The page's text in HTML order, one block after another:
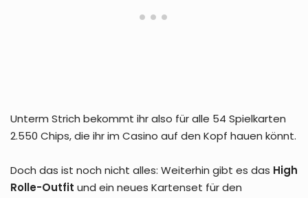
Unterm Strich bekommt ihr also für alle 54 Spielkarten
2.550 Chips, die ihr im Casino auf den Kopf hauen könnt.
Doch das ist noch nicht alles: Weiterhin gibt es das High
Rolle-Outfit und ein neues Kartenset für den